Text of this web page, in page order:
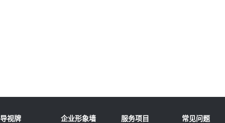
导视牌 企业形象墙 服务项目 常见问题